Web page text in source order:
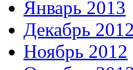
Январь 2013
Декабрь 2012
Ноябрь 2012